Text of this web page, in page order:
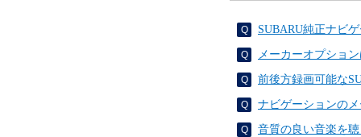
SUBARU純正ナビ
メーカーオプショ
前後方録画可能な
ナビゲーションの
音質の良い音楽を